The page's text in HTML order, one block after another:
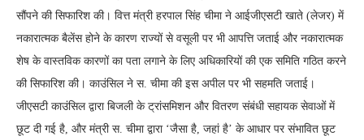
सौंपने की सिफारिश की। वित्त मंत्री हरपाल सिंह चीमा ने आईजीएसटी खाते (लेजर) में
नकारात्मक बैलेंस होने के कारण राज्यों से वसूली पर भी आपत्ति जताई और नकारात्मक
शेष के वास्तविक कारणों का पता लगाने के लिए अधिकारियों की एक समिति गठित करने
की सिफारिश की। काउंसिल ने स. चीमा की इस अपील पर भी सहमति जताई।
जीएसटी काउंसिल द्वारा बिजली के ट्रांसमिशन और वितरण संबंधी सहायक सेवाओं में
छूट दी गई है, और मंत्री स. चीमा द्वारा ‘जैसा है, जहां है’ के आधार पर संभावित छूट